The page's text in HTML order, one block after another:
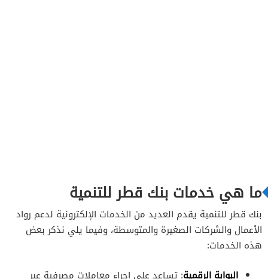
ما هي خدمات بنك قطر للتنمية
بنك قطر للتنمية يقدم العديد من الخدمات الإلكترونية لدعم رواد
الأعمال والشركات الصغيرة والمتوسطة، وفيما يلي نذكر بعض
هذه الخدمات:
البوابة الرقمية: تساعد على إجراء معاملات مصرفية عبر